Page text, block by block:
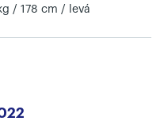
/ 178 cm / levá